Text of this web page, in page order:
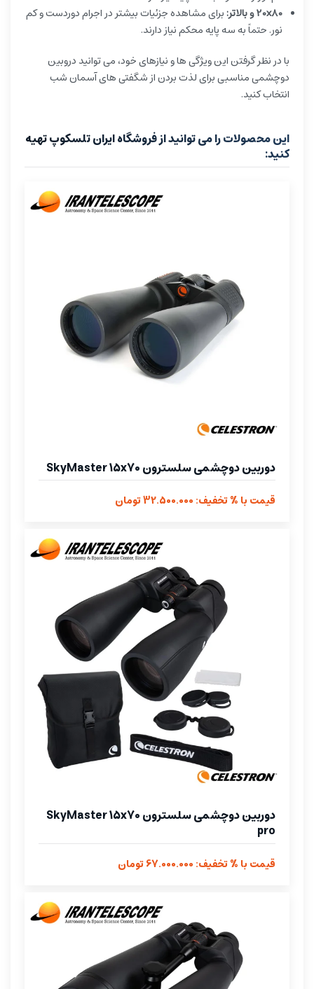
20x80 و بالاتر:
برای مشاهده جزئیات بیشتر در اجرام دوردست و کم
نور. حتماً به سه پایه محکم نیاز دارند.
با در نظر گرفتن این ویژگی ها و نیازهای خود، می توانید دروبین
دوچشمی مناسبی برای لذت بردن از شگفتی های آسمان شب
انتخاب کنید.
این محصولات را می توانید از فروشگاه ایران تلسکوپ تهیه
کنید:
دوربین دوچشمی سلسترون SkyMaster 15x70
قیمت با % تخفیف: 32.500.000 تومان
دوربین دوچشمی سلسترون SkyMaster 15x70
pro
قیمت با % تخفیف: 67.000.000 تومان